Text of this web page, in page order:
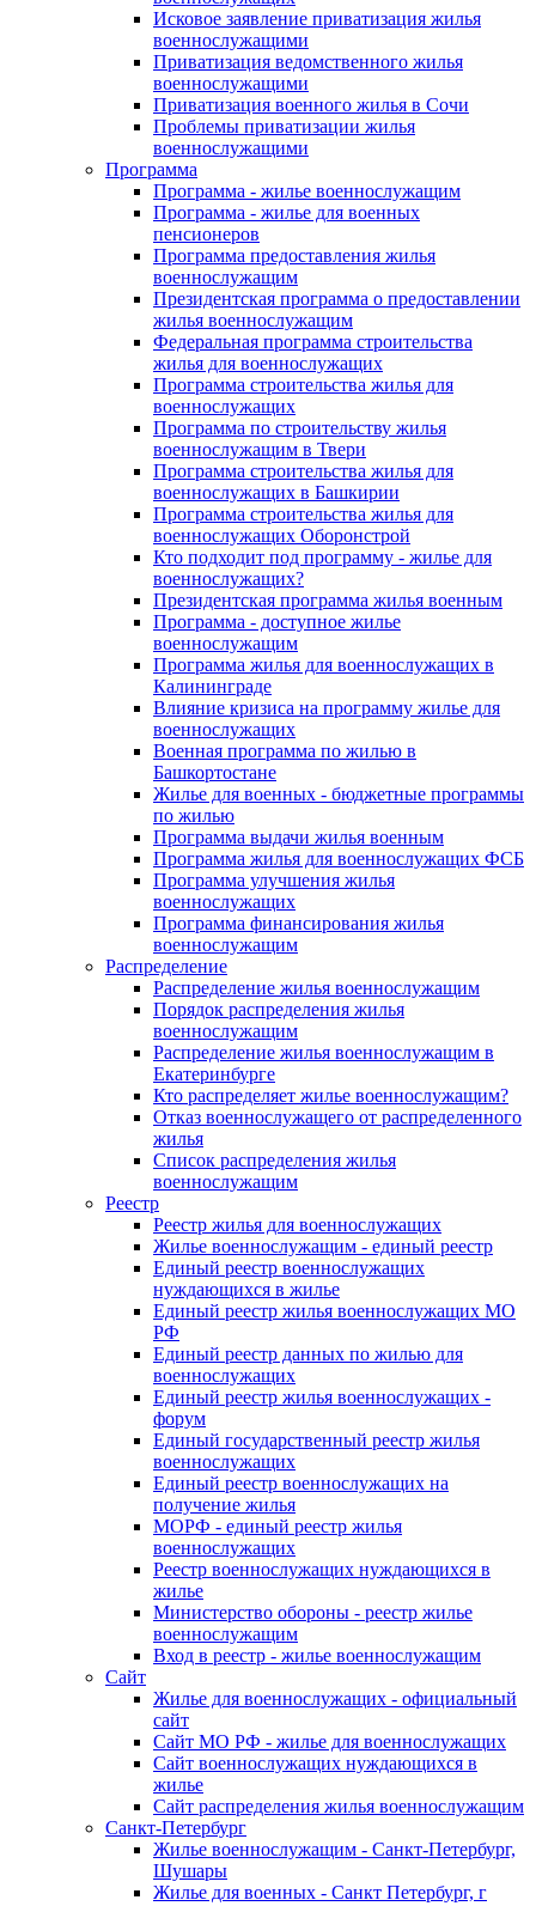
Исковое заявление приватизация жилья
военнослужащими
Приватизация ведомственного жилья
военнослужащими
Приватизация военного жилья в Сочи
Проблемы приватизации жилья
военнослужащими
Программа
Программа - жилье военнослужащим
Программа - жилье для военных
пенсионеров
Программа предоставления жилья
военнослужащим
Президентская программа о предоставлении
жилья военнослужащим
Федеральная программа строительства
жилья для военнослужащих
Программа строительства жилья для
военнослужащих
Программа по строительству жилья
военнослужащим в Твери
Программа строительства жилья для
военнослужащих в Башкирии
Программа строительства жилья для
военнослужащих Оборонстрой
Кто подходит под программу - жилье для
военнослужащих?
Президентская программа жилья военным
Программа - доступное жилье
военнослужащим
Программа жилья для военнослужащих в
Калининграде
Влияние кризиса на программу жилье для
военнослужащих
Военная программа по жилью в
Башкортостане
Жилье для военных - бюджетные программы
по жилью
Программа выдачи жилья военным
Программа жилья для военнослужащих ФСБ
Программа улучшения жилья
военнослужащих
Программа финансирования жилья
военнослужащим
Распределение
Распределение жилья военнослужащим
Порядок распределения жилья
военнослужащим
Распределение жилья военнослужащим в
Екатеринбурге
Кто распределяет жилье военнослужащим?
Отказ военнослужащего от распределенного
жилья
Список распределения жилья
военнослужащим
Реестр
Реестр жилья для военнослужащих
Жилье военнослужащим - единый реестр
Единый реестр военнослужащих
нуждающихся в жилье
Единый реестр жилья военнослужащих МО
РФ
Единый реестр данных по жилью для
военнослужащих
Единый реестр жилья военнослужащих -
форум
Единый государственный реестр жилья
военнослужащих
Единый реестр военнослужащих на
получение жилья
МОРФ - единый реестр жилья
военнослужащих
Реестр военнослужащих нуждающихся в
жилье
Министерство обороны - реестр жилье
военнослужащим
Вход в реестр - жилье военнослужащим
Сайт
Жилье для военнослужащих - официальный
сайт
Сайт МО РФ - жилье для военнослужащих
Сайт военнослужащих нуждающихся в
жилье
Сайт распределения жилья военнослужащим
Санкт-Петербург
Жилье военнослужащим - Санкт-Петербург,
Шушары
Жилье для военных - Санкт Петербург, г